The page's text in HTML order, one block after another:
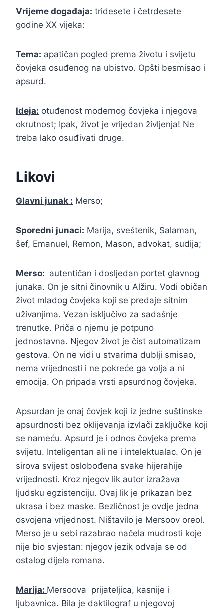
Vrijeme događaja: tridesete i četrdesete
godine XX vijeka:
Tema: apatičan pogled prema životu i svijetu
čovjeka osuđenog na ubistvo. Opšti besmisao i
apsurd.
Ideja: otuđenost modernog čovjeka i njegova
okrutnost; Ipak, život je vrijedan življenja! Ne
treba lako osuđivati druge.
Likovi
Glavni junak : Merso;
Sporedni junaci: Marija, sveštenik, Salaman,
šef, Emanuel, Remon, Mason, advokat, sudija;
Merso: autentičan i dosljedan portet glavnog
junaka. On je sitni činovnik u Alžiru. Vodi običan
život mladog čovjeka koji se predaje sitnim
uživanjima. Vezan isključivo za sadašnje
trenutke. Priča o njemu je potpuno
jednostavna. Njegov život je čist automatizam
gestova. On ne vidi u stvarima dublji smisao,
nema vrijednosti i ne pokreće ga volja a ni
emocija. On pripada vrsti apsurdnog čovjeka.
Apsurdan je onaj čovjek koji iz jedne suštinske
apsurdnosti bez oklijevanja izvlači zaključke koji
se nameću. Apsurd je i odnos čovjeka prema
svijetu. Inteligentan ali ne i intelektualac. On je
sirova svijest oslobođena svake hijerahije
vrijednosti. Kroz njegov lik autor izražava
ljudsku egzistenciju. Ovaj lik je prikazan bez
ukrasa i bez maske. Bezličnost je ovdje jedna
osvojena vrijednost. Ništavilo je Mersoov oreol.
Merso je u sebi razabrao načela mudrosti koje
nije bio svjestan: njegov jezik odvaja se od
ostalog dijela romana.
Marija: Mersoova prijateljica, kasnije i
ljubavnica. Bila je daktilograf u njegovoj